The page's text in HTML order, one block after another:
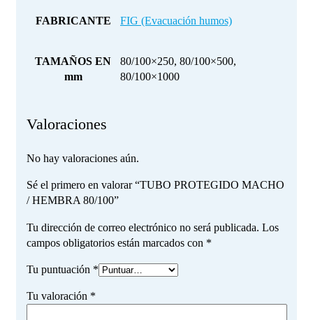
FABRICANTE FIG (Evacuación humos)
TAMAÑOS EN
mm
80/100×250, 80/100×500,
80/100×1000
Valoraciones
No hay valoraciones aún.
Sé el primero en valorar “TUBO PROTEGIDO MACHO
/ HEMBRA 80/100”
Tu dirección de correo electrónico no será publicada. Los
campos obligatorios están marcados con *
Tu puntuación *
Tu valoración *